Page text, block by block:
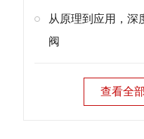
从原理到应用，深
阀
查看全部